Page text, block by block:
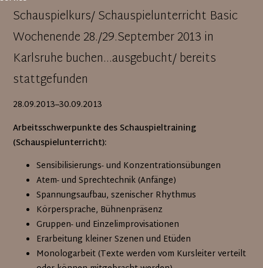
Schauspielkurs/ Schauspielunterricht Basic
Wochenende 28./29.September 2013 in
Karlsruhe buchen...ausgebucht/ bereits
stattgefunden
28.09.2013–30.09.2013
Arbeitsschwerpunkte des Schauspieltraining
(Schauspielunterricht):
Sensibilisierungs- und Konzentrationsübungen
Atem- und Sprechtechnik (Anfänge)
Spannungsaufbau, szenischer Rhythmus
Körpersprache, Bühnenpräsenz
Gruppen- und Einzelimprovisationen
Erarbeitung kleiner Szenen und Etüden
Monologarbeit (Texte werden vom Kursleiter verteilt